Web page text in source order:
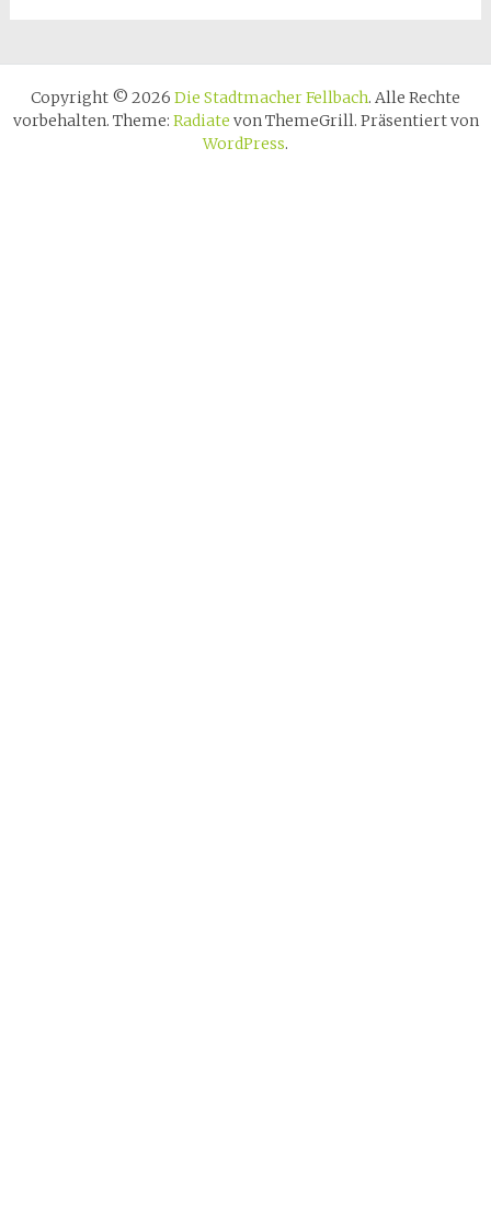
Copyright © 2026 Die Stadtmacher Fellbach. Alle Rechte
vorbehalten. Theme: Radiate von ThemeGrill. Präsentiert von
WordPress.